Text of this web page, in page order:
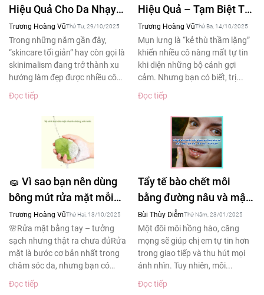
Hiệu Quả Cho Da Nhạy
Cảm – Xu Hướng Làm
Đẹp 2025
Trương Hoàng VũThứ Tư, 29/10/2025
Trong những năm gần đây,
“skincare tối giản” hay còn gọi là
skinimalism đang trở thành xu
hướng làm đẹp được nhiều cô
gái yêu thích....
Đọc tiếp
Hiệu Quả – Tạm Biệt Tự
Ti Khi Diện Áo Hở Lưng
Trương Hoàng VũThứ Ba, 14/10/2025
Mụn lưng là “kẻ thù thầm lặng”
khiến nhiều cô nàng mất tự tin
khi diện những bộ cánh gợi
cảm. Nhưng bạn có biết, trị...
Đọc tiếp
🧽 Vì sao bạn nên dùng
bông mút rửa mặt mỗi
ngày – Bí quyết làm
sạch sâu cho làn da
khỏe đẹp
Trương Hoàng VũThứ Hai, 13/10/2025
🌸Rửa mặt bằng tay – tưởng
sạch nhưng thật ra chưa đủRửa
mặt là bước cơ bản nhất trong
chăm sóc da, nhưng bạn có
biết?Theo...
Đọc tiếp
Tẩy tế bào chết môi
bằng đường nâu và mật
ong tạm biệt đôi môi
thâm sạm
Bùi Thùy DiễmThứ Năm, 23/01/2025
Một đôi môi hồng hào, căng
mọng sẽ giúp chị em tự tin hơn
trong giao tiếp và thu hút mọi
ánh nhìn. Tuy nhiên, môi...
Đọc tiếp